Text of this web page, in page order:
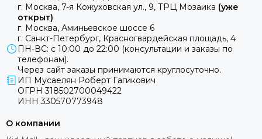
г. Москва, 7-я Кожуховская ул., 9, ТРЦ Мозаика (уже
открыт)
г. Москва, Аминьевское шоссе 6
г. Санкт-Петербург, Красногвардейская площадь, 4
ПН-ВС: с 10:00 до 22:00 (консультации и заказы по
телефонам).
Через сайт заказы принимаются круглосуточно.
ИП Мусаелян Роберт Гагикович
ОГРН 318502700049422
ИНН 330570773948
О компании